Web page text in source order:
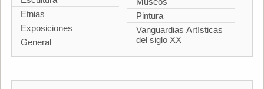
Etnias
Exposiciones
General
Pintura
Vanguardias Artísticas
del siglo XX